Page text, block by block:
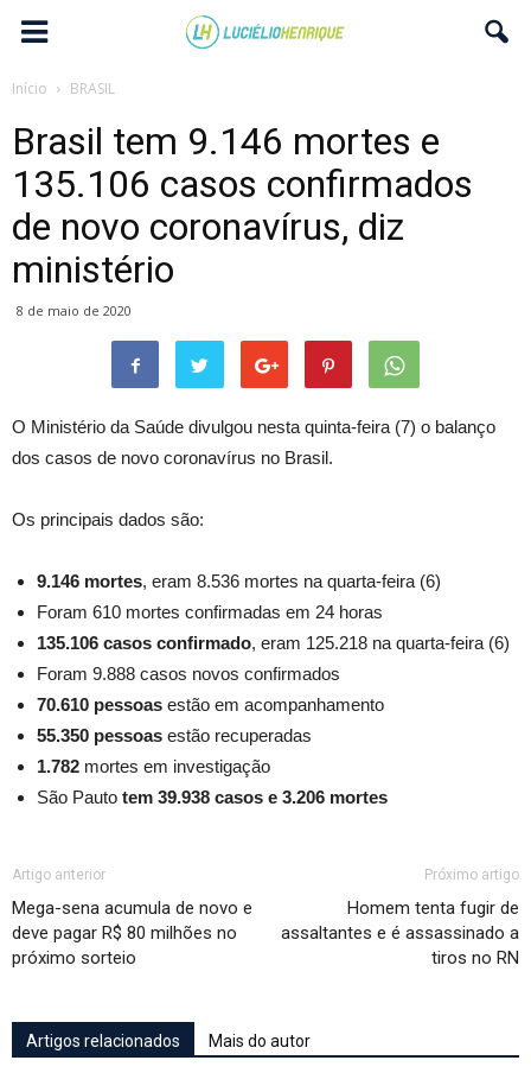
Início BRASIL
Brasil tem 9.146 mortes e
135.106 casos confirmados
de novo coronavírus, diz
ministério
8 de maio de 2020
O Ministério da Saúde divulgou nesta quinta-feira (7) o balanço
dos casos de novo coronavírus no Brasil.
Os principais dados são:
9.146 mortes, eram 8.536 mortes na quarta-feira (6)
Foram 610 mortes confirmadas em 24 horas
135.106 casos confirmado, eram 125.218 na quarta-feira (6)
Foram 9.888 casos novos confirmados
70.610 pessoas estão em acompanhamento
55.350 pessoas estão recuperadas
1.782 mortes em investigação
São Pauto tem 39.938 casos e 3.206 mortes
Artigo anterior
Mega-sena acumula de novo e
deve pagar R$ 80 milhões no
próximo sorteio
Próximo artigo
Homem tenta fugir de
assaltantes e é assassinado a
tiros no RN
Artigos relacionados Mais do autor